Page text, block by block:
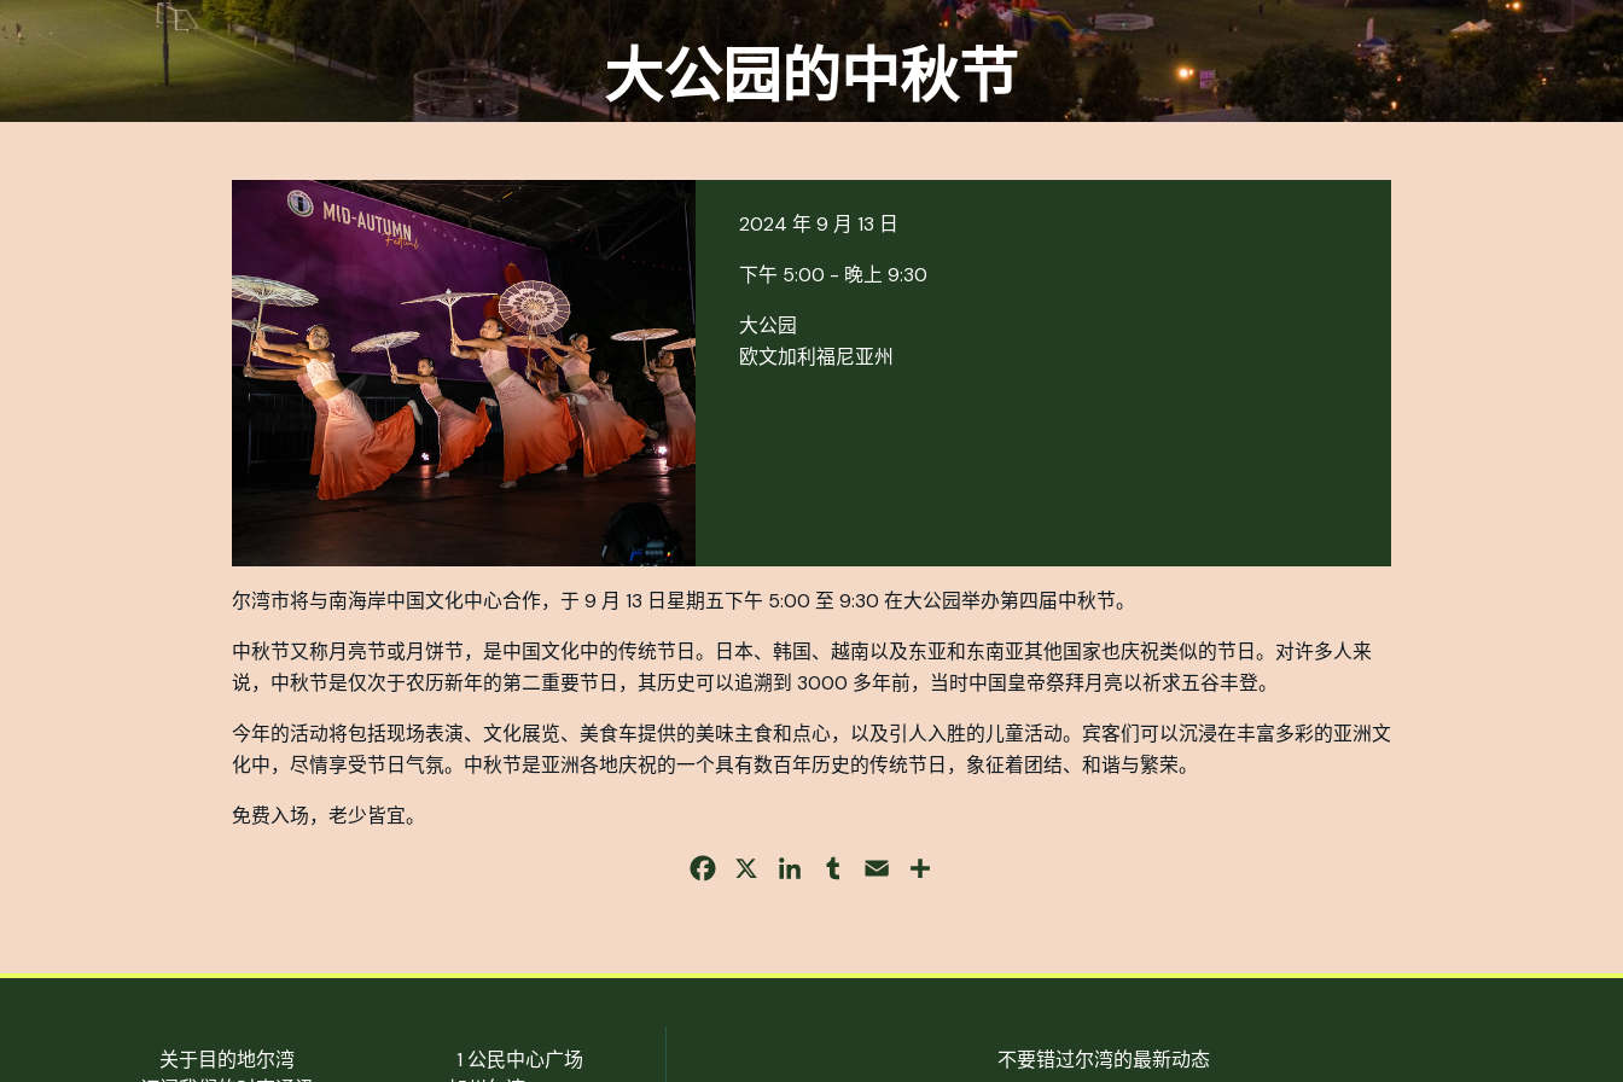
大公园的中秋节
2024 年 9 月 13 日
下午 5:00 - 晚上 9:30
大公园
欧文加利福尼亚州
尔湾市将与南海岸中国文化中心合作，于 9 月 13 日星期五下午 5:00 至 9:30 在大公园举办第四届中秋节。
中秋节又称月亮节或月饼节，是中国文化中的传统节日。日本、韩国、越南以及东亚和东南亚其他国家也庆祝类似的节日。对许多人来
说，中秋节是仅次于农历新年的第二重要节日，其历史可以追溯到 3000 多年前，当时中国皇帝祭拜月亮以祈求五谷丰登。
今年的活动将包括现场表演、文化展览、美食车提供的美味主食和点心，以及引人入胜的儿童活动。宾客们可以沉浸在丰富多彩的亚洲文
化中，尽情享受节日气氛。中秋节是亚洲各地庆祝的一个具有数百年历史的传统节日，象征着团结、和谐与繁荣。
免费入场，老少皆宜。
Facebook LinkedInTumblr Email
关于目的地尔湾
1 公民中心广场
不要错过尔湾的最新动态